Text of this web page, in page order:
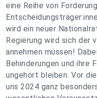
eine Reihe von
wird ein neuer
Regierung wird sich der
annehmen müssen!
Behinderungen und ihre
ungehört bleiben. Vor
uns 2024 ganz